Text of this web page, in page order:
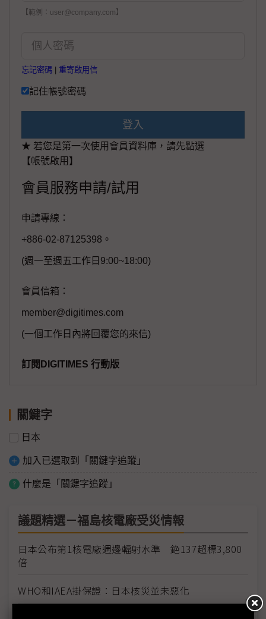
【範例：user@company.com】
忘記密碼 重寄啟用信
記住帳號密碼
登入
★ 若您是第一次使用會員資料庫，請先點選
【帳號啟用】
會員服務申請/試用
申請專線：
+886-02-87125398。
(週一至週五工作日9:00~18:00)
會員信箱：
member@digitimes.com
(一個工作日內將回覆您的來信)
訂閱DIGITIMES 行動版
關鍵字
日本
加入已選取到「關鍵字追蹤」
什麼是「關鍵字追蹤」
議題精選－福島核電廠受災情報
日本公布第1核電廠週邊輻射水準 銫137超標3,800
倍
WHO和IAEA掛保證：日本核災並未惡化